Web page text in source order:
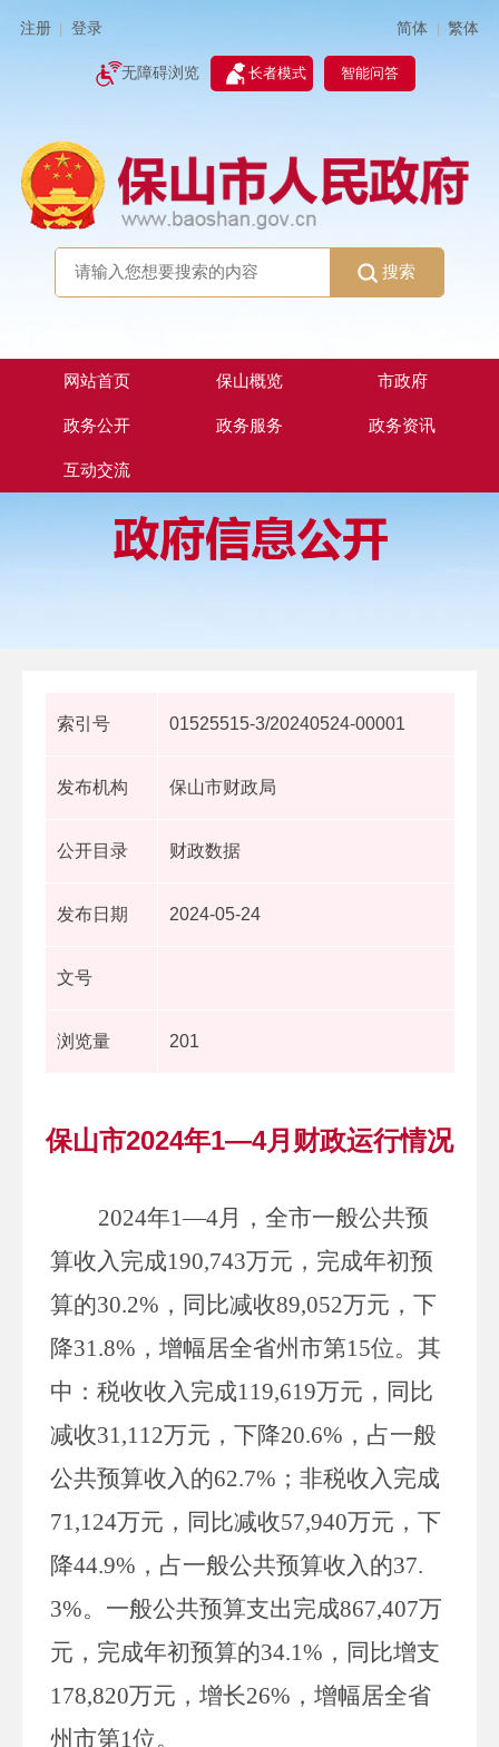
注册 登录 简体 | 繁体
无障碍浏览 长者模式 智能问答
搜索
网站首页 保山概览 市政府
政务公开 政务服务 政务资讯
互动交流
索引号 01525515-3/20240524-00001
发布机构 保山市财政局
公开目录 财政数据
发布日期 2024-05-24
文号
浏览量 201
保山市2024年1—4月财政运行情况
2024年1—4月，全市一般公共预
算收入完成190,743万元，完成年初预
算的30.2% ，同比减收89,052万元，下
降31.8% ，增幅居全省州市第15位。其
中：税收收入完成119,619万元，同比
减收31,112万元，下降20.6% ，占一般
公共预算收入的62.7% ；非税收入完成
71,124万元，同比减收57,940万元，下
降44.9% ，占一般公共预算收入的37.
3%。一般公共预算支出完成867,407万
元，完成年初预算的34.1% ，同比增支
178,820万元，增长26% ，增幅居全省
州市第1位。